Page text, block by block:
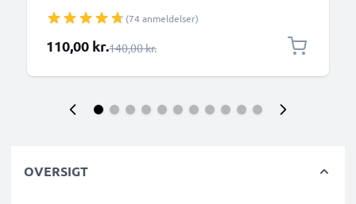
iPhone, GoPro - sort(74 anmeldelser)
Særlig pris
110,00 kr.Almindelig pris
140,00 kr.
OVERSIGT